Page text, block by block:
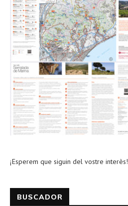
¡Esperem que siguin del vostre interès!
BUSCADOR